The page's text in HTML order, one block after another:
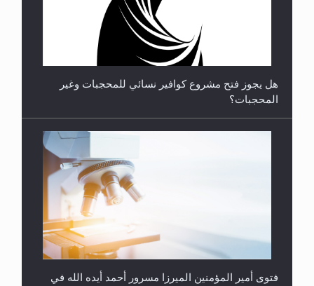
**الحصن الحصين من وساوس المعارضين ...**...
هل يجوز فتح مشروع كوافير نسائي للمحجبات وغير
المحجبات؟
فتوى أمير المؤمنين الميرزا مسرور أحمد أيده الله في